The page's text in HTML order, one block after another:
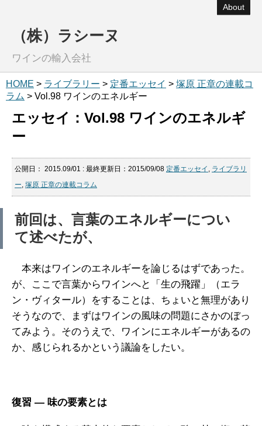
About
（株）ラシーヌ
ワインの輸入会社
HOME > ライブラリー > 定番エッセイ > 塚原 正章の連載コ
ラム > Vol.98 ワインのエネルギー
エッセイ：Vol.98 ワインのエネルギ
ー
公開日： 2015.09/01 : 最終更新日：2015/09/08 定番エッセイ , ライブラリ
ー, 塚原 正章の連載コラム
前回は、言葉のエネルギーについ
て述べたが、
本来はワインのエネルギーを論じるはずであった。
が、ここで言葉からワインへと「生の飛躍」（エラ
ン・ヴィタール）をすることは、ちょいと無理があり
そうなので、まずはワインの風味の問題にさかのぼっ
てみよう。そのうえで、ワインにエネルギーがあるの
か、感じられるかという議論をしたい。
復習 ― 味の要素とは